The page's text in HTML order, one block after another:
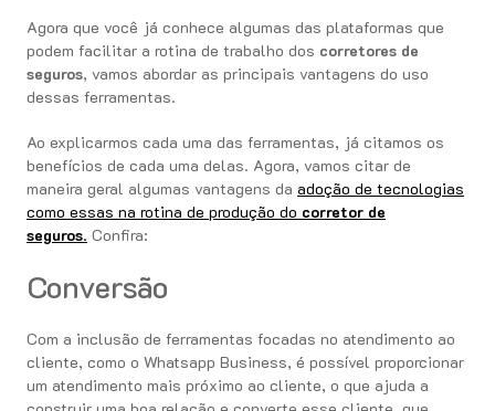
Agora que você já conhece algumas das plataformas que
podem facilitar a rotina de trabalho dos corretores de
seguros, vamos abordar as principais vantagens do uso
dessas ferramentas.
Ao explicarmos cada uma das ferramentas, já citamos os
benefícios de cada uma delas. Agora, vamos citar de
maneira geral algumas vantagens da adoção de tecnologias
como essas na rotina de produção do corretor de
seguros. Confira:
Conversão
Com a inclusão de ferramentas focadas no atendimento ao
cliente, como o Whatsapp Business, é possível proporcionar
um atendimento mais próximo ao cliente, o que ajuda a